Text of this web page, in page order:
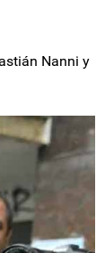
Nanni y